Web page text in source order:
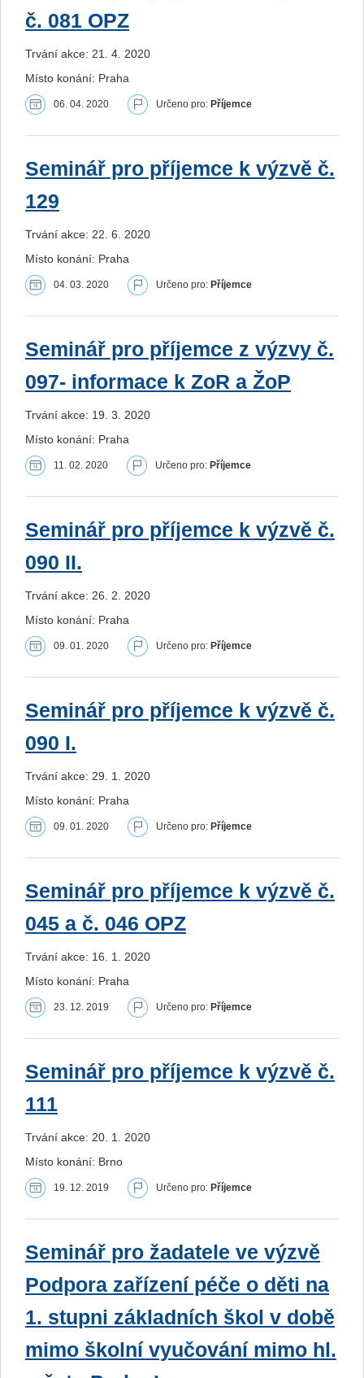
č. 081 OPZ
Trvání akce: 21. 4. 2020
Místo konání: Praha
06. 04. 2020 Určeno pro: Příjemce
Seminář pro příjemce k výzvě č.
129
Trvání akce: 22. 6. 2020
Místo konání: Praha
04. 03. 2020 Určeno pro: Příjemce
Seminář pro příjemce z výzvy č.
097- informace k ZoR a ŽoP
Trvání akce: 19. 3. 2020
Místo konání: Praha
11. 02. 2020 Určeno pro: Příjemce
Seminář pro příjemce k výzvě č.
090 II.
Trvání akce: 26. 2. 2020
Místo konání: Praha
09. 01. 2020 Určeno pro: Příjemce
Seminář pro příjemce k výzvě č.
090 I.
Trvání akce: 29. 1. 2020
Místo konání: Praha
09. 01. 2020 Určeno pro: Příjemce
Seminář pro příjemce k výzvě č.
045 a č. 046 OPZ
Trvání akce: 16. 1. 2020
Místo konání: Praha
23. 12. 2019 Určeno pro: Příjemce
Seminář pro příjemce k výzvě č.
111
Trvání akce: 20. 1. 2020
Místo konání: Brno
19. 12. 2019 Určeno pro: Příjemce
Seminář pro žadatele ve výzvě
Podpora zařízení péče o děti na
1. stupni základních škol v době
mimo školní vyučování mimo hl.